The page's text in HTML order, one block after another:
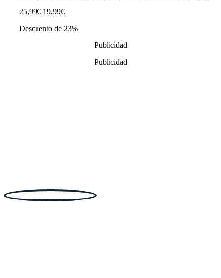
25,99€ El
original
19,99€El
actual
Descuento de 23%
Publicidad
Publicidad